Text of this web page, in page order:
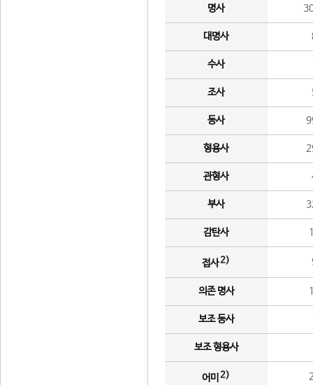
명사
대명사
수사
조사
동사
형용사
관형사
부사
감탄사
접사2)
의존 명사
보조 동사
보조 형용사
어미 2)